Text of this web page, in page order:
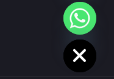
Hide
chaty